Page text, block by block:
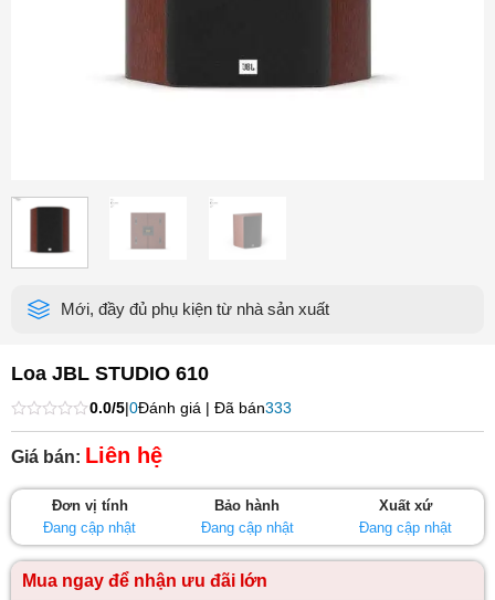
Mới, đầy đủ phụ kiện từ nhà sản xuất
Loa JBL STUDIO 610
Được
xếp
hạng
5
0.0/5|0Đánh giá | Đã bán333
Giá bán: Liên hệ
Đơn vị tính
Đang cập nhật
Bảo hành
Đang cập nhật
Xuất xứ
Đang cập nhật
Mua ngay để nhận ưu đãi lớn